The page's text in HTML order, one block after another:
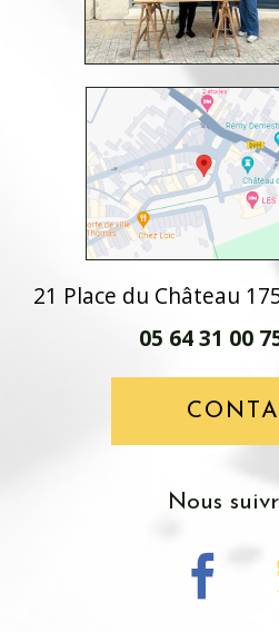
21 Place du Château
05 64 31 00
Nous